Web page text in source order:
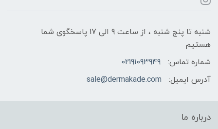
شنبه تا پنج شنبه ، از ساعت 9 الی 17 پاسخگوی شما
هستیم
شماره تماس:
02191093949
آدرس ایمیل:
sale@dermakade.com
درباره ما